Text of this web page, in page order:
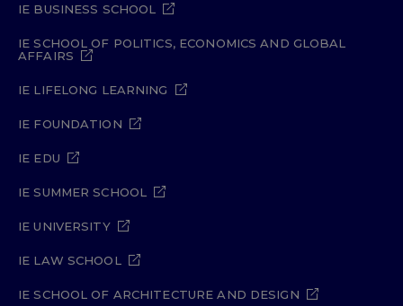
IE BUSINESS SCHOOL
IE SCHOOL OF POLITICS, ECONOMICS AND GLOBAL
AFFAIRS
IE LIFELONG LEARNING
IE FOUNDATION
IE EDU
IE SUMMER SCHOOL
IE UNIVERSITY
IE LAW SCHOOL
IE SCHOOL OF ARCHITECTURE AND DESIGN